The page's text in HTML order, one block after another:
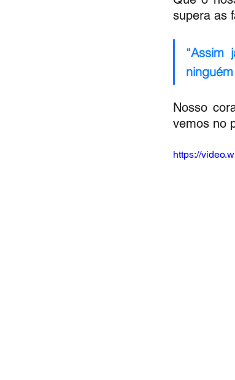
supera as
“Assim
Nosso
vemos no
https://